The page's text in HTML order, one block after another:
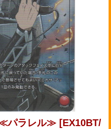
≪パラレル≫ [EX10BT/